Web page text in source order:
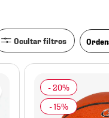
Ocultar filtros